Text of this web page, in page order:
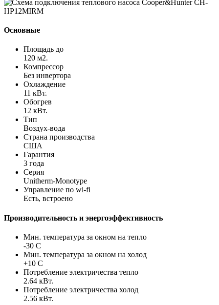
Основные
Площадь до
120 м2.
Компрессор
Без инвертора
Охлаждение
11 кВт.
Обогрев
12 кВт.
Тип
Воздух-вода
Страна производства
США
Гарантия
3 года
Серия
Unitherm-Monotype
Управление по wi-fi
Есть, встроено
Производительность и энергоэффективность
Мин. температура за окном на тепло
-30 С
Мин. температура за окном на холод
+10 С
Потребление электричества тепло
2.64 кВт.
Потребление электричества холод
2.56 кВт.